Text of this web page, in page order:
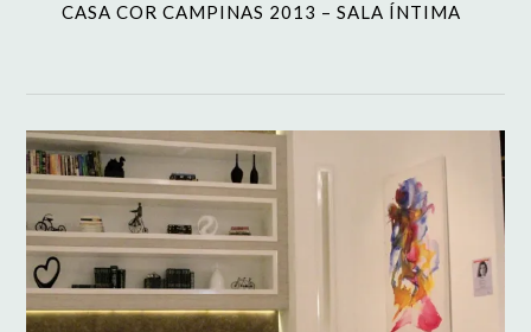
CASA COR CAMPINAS 2013 – SALA ÍNTIMA